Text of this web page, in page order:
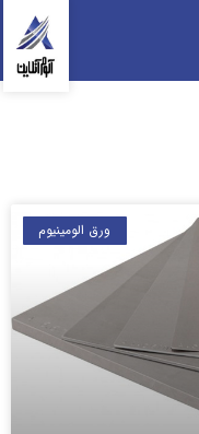
ورق الومینیوم